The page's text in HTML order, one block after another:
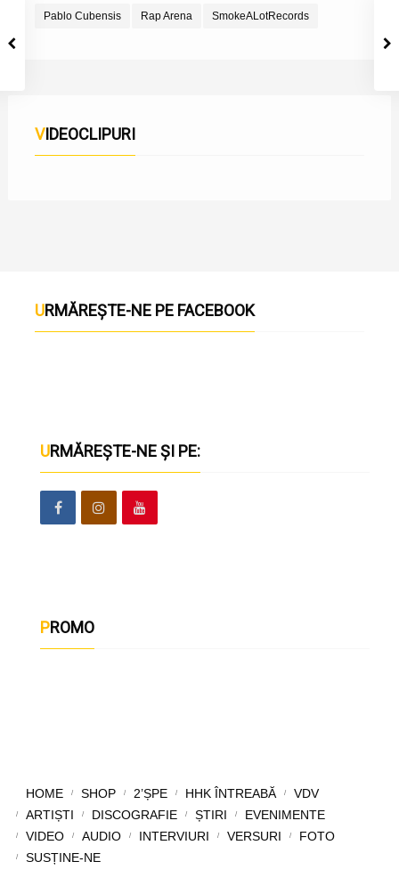
Pablo Cubensis Rap Arena SmokeALotRecords
VIDEOCLIPURI
URMĂREȘTE-NE PE FACEBOOK
URMĂREȘTE-NE ȘI PE:
PROMO
HOME SHOP 2’ȘPE HHK ÎNTREABĂ
VDV
ARTIȘTI
DISCOGRAFIE ȘTIRI
EVENIMENTE
VIDEO
AUDIO INTERVIURI VERSURI
FOTO
SUSȚINE-NE